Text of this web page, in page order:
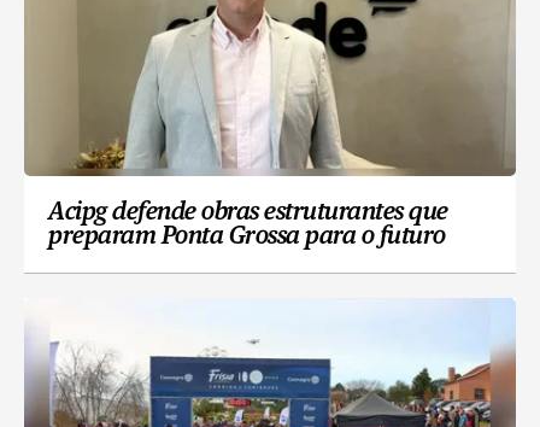
Acipg defende obras estruturantes que
preparam Ponta Grossa para o futuro